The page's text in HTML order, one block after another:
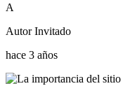
A
Autor Invitado
hace 3 años